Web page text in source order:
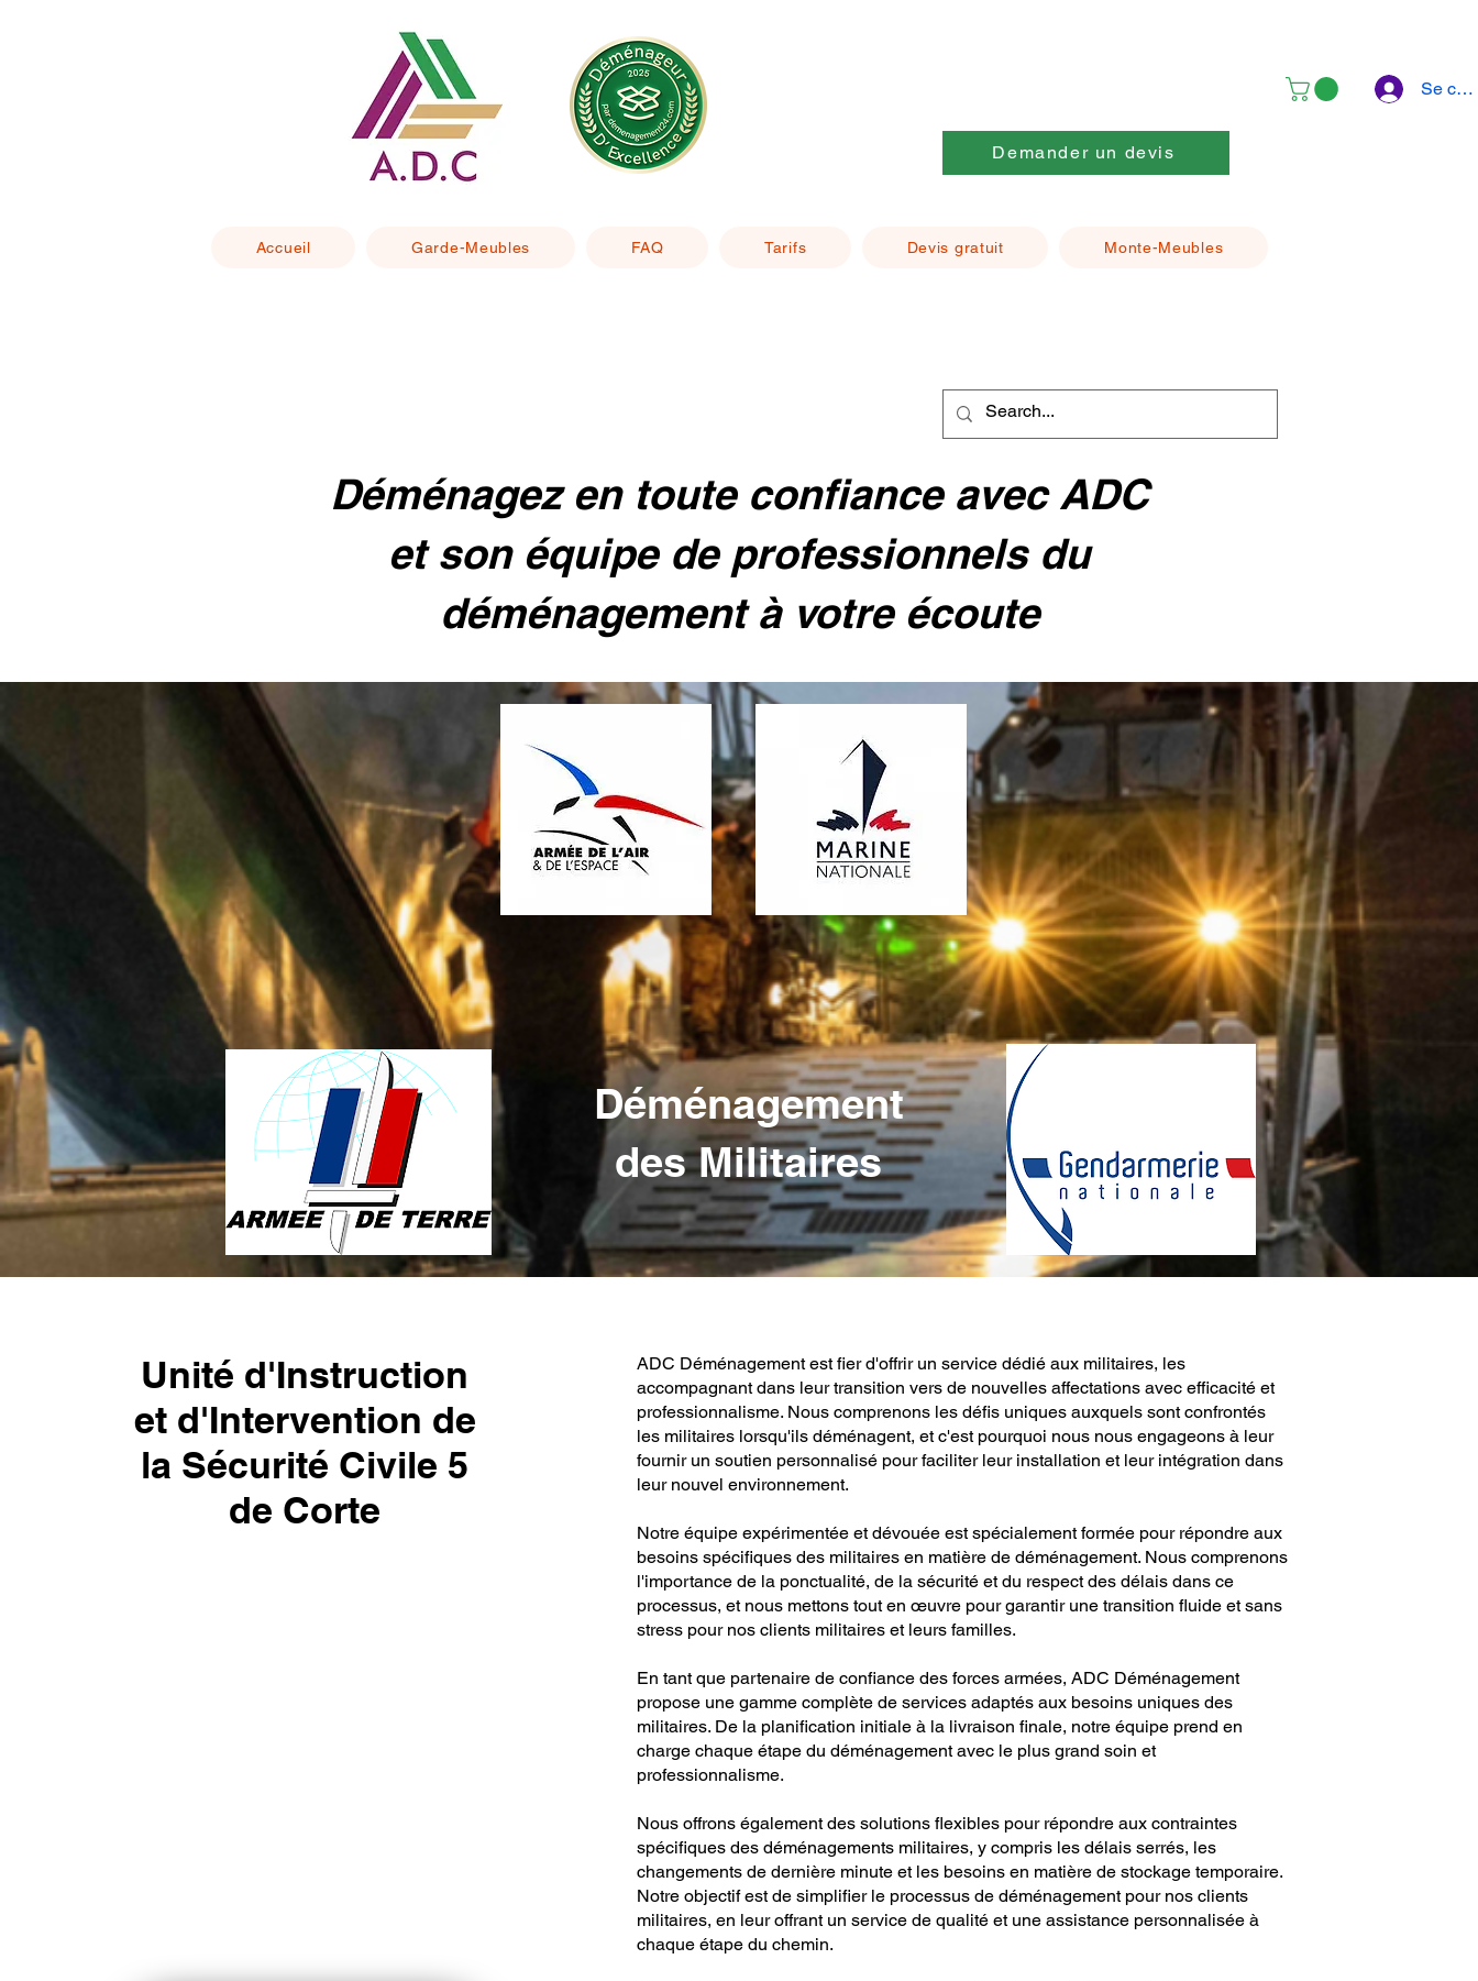
Se
Demander un devis
Accueil Garde-Meubles FAQ Tarifs Devis gratuit Monte-Meubles
Déménagez en toute confiance avec ADC
et son équipe de professionnels du
déménagement à votre écoute
Déménagement
des Militaires
Unité d'Instruction
et d'Intervention de
la Sécurité Civile 5
de Corte
ADC Déménagement est fier d'offrir un service dédié aux militaires, les
accompagnant dans leur transition vers de nouvelles affectations avec efficacité et
professionnalisme. Nous comprenons les défis uniques auxquels sont confrontés
les militaires lorsqu'ils déménagent, et c'est pourquoi nous nous engageons à leur
fournir un soutien personnalisé pour faciliter leur installation et leur intégration dans
leur nouvel environnement.
Notre équipe expérimentée et dévouée est spécialement formée pour répondre aux
besoins spécifiques des militaires en matière de déménagement. Nous comprenons
l'importance de la ponctualité, de la sécurité et du respect des délais dans ce
processus, et nous mettons tout en œuvre pour garantir une transition fluide et sans
stress pour nos clients militaires et leurs familles.
En tant que partenaire de confiance des forces armées, ADC Déménagement
propose une gamme complète de services adaptés aux besoins uniques des
militaires. De la planification initiale à la livraison finale, notre équipe prend en
charge chaque étape du déménagement avec le plus grand soin et
professionnalisme.
Nous offrons également des solutions flexibles pour répondre aux contraintes
spécifiques des déménagements militaires, y compris les délais serrés, les
changements de dernière minute et les besoins en matière de stockage temporaire.
Notre objectif est de simplifier le processus de déménagement pour nos clients
militaires, en leur offrant un service de qualité et une assistance personnalisée à
chaque étape du chemin.